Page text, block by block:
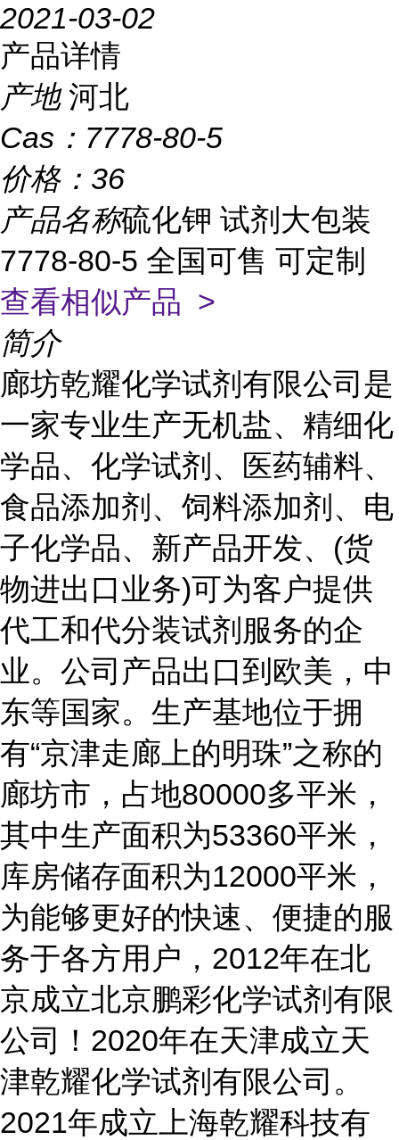
2021-03-02
产品详情
产地 河北
Cas： 7778-80-5
价格： 36
产品名称硫化钾 试剂大包装
7778-80-5 全国可售 可定制
查看相似产品 >
简介
廊坊乾耀化学试剂有限公司是
一家专业生产无机盐、精细化
学品、化学试剂、医药辅料、
食品添加剂、饲料添加剂、电
子化学品、新产品开发、(货
物进出口业务)可为客户提供
代工和代分装试剂服务的企
业。公司产品出口到欧美，中
东等国家。生产基地位于拥
有“京津走廊上的明珠”之称的
廊坊市，占地80000多平米，
其中生产面积为53360平米，
库房储存面积为12000平米，
为能够更好的快速、便捷的服
务于各方用户，2012年在北
京成立北京鹏彩化学试剂有限
公司！2020年在天津成立天
津乾耀化学试剂有限公司。
2021年成立上海乾耀科技有